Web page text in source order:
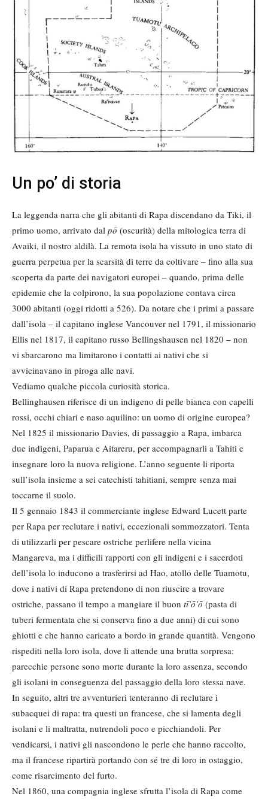
Un po’ di storia
La leggenda narra che gli abitanti di Rapa discendano da Tiki, il
primo uomo, arrivato dal pō (oscurità) della mitologica terra di
Avaiki, il nostro aldilà. La remota isola ha vissuto in uno stato di
guerra perpetua per la scarsità di terre da coltivare – fino alla sua
scoperta da parte dei navigatori europei – quando, prima delle
epidemie che la colpirono, la sua popolazione contava circa
3000 abitanti (oggi ridotti a 526). Da notare che i primi a passare
dall’isola – il capitano inglese Vancouver nel 1791, il missionario
Ellis nel 1817, il capitano russo Bellingshausen nel 1820 – non
vi sbarcarono ma limitarono i contatti ai nativi che si
avvicinavano in piroga alle navi.
Vediamo qualche piccola curiosità storica.
Bellinghausen riferisce di un indigeno di pelle bianca con capelli
rossi, occhi chiari e naso aquilino: un uomo di origine europea?
Nel 1825 il missionario Davies, di passaggio a Rapa, imbarca
due indigeni, Paparua e Aitareru, per accompagnarli a Tahiti e
insegnare loro la nuova religione. L’anno seguente li riporta
sull’isola insieme a sei catechisti tahitiani, sempre senza mai
toccarne il suolo.
Il 5 gennaio 1843 il commerciante inglese Edward Lucett parte
per Rapa per reclutare i nativi, eccezionali sommozzatori. Tenta
di utilizzarli per pescare ostriche perlifere nella vicina
Mangareva, ma i difficili rapporti con gli indigeni e i sacerdoti
dell’isola lo inducono a trasferirsi ad Hao, atollo delle Tuamotu,
dove i nativi di Rapa pretendono di non riuscire a trovare
ostriche, passano il tempo a mangiare il buon tī’ō’ō (pasta di
tuberi fermentata che si conserva fino a due anni) di cui sono
ghiotti e che hanno caricato a bordo in grande quantità. Vengono
rispediti nella loro isola, dove li attende una brutta sorpresa:
parecchie persone sono morte durante la loro assenza, secondo
gli isolani in conseguenza del passaggio della loro stessa nave.
In seguito, altri tre avventurieri tenteranno di reclutare i
subacquei di rapa: tra questi un francese, che si lamenta degli
isolani e li maltratta, nutrendoli poco e picchiandoli. Per
vendicarsi, i nativi gli nascondono le perle che hanno raccolto,
ma il francese ripartirà portando con sé tre di loro in ostaggio,
come risarcimento del furto.
Nel 1860, una compagnia inglese sfrutta l’isola di Rapa come